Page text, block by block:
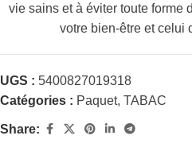
vie sains et à éviter toute forme
votre bien-être et celui
UGS : 5400827019318
Catégories : Paquet, TABAC
Share: